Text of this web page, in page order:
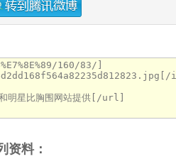
资料：